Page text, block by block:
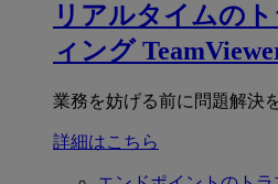
リアルタイムの
ィング
業務を妨げる前に問題解決
詳細はこちら